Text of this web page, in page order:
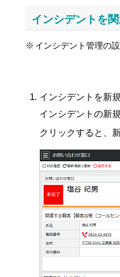
インシデントを
インシデント管理の
インシデントを新
インシデントの新
クリックすると、